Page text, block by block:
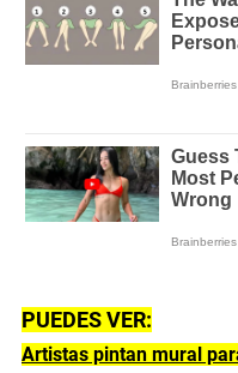
PUEDES VER:
Artistas pintan mural